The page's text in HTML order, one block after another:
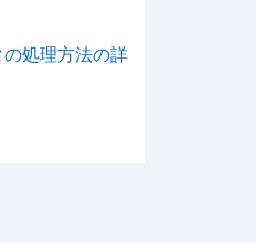
処理方法の詳